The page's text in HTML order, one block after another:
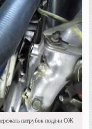
патрубок подачи ОЖ